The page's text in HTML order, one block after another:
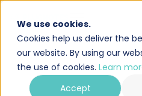
We use cookies.
Cookies help us deliver the
our website. By using our
the use of cookies. Learn
Accept